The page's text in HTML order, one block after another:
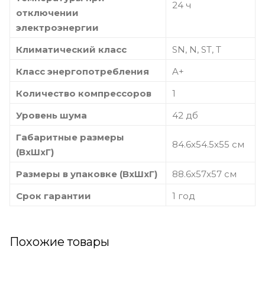
отключении
электроэнергии
24 ч
Климатический класс
SN, N, ST, T
Класс энергопотребления
A+
Количество компрессоров
1
Уровень шума
42 дб
Габаритные размеры
(ВxШxГ)
84.6x54.5x55 см
Размеры в упаковке (ВxШxГ)
88.6x57x57 см
Срок гарантии
1 год
Похожие товары